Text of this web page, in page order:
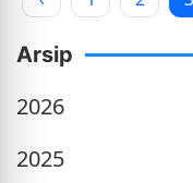
Arsip
2026
2025